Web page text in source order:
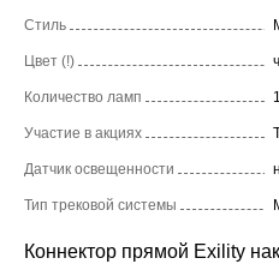
Стиль
Цвет (!)
Количество ламп 1
Участие в акциях
Датчик освещенности
Тип трековой системы
Коннектор прямой Exility